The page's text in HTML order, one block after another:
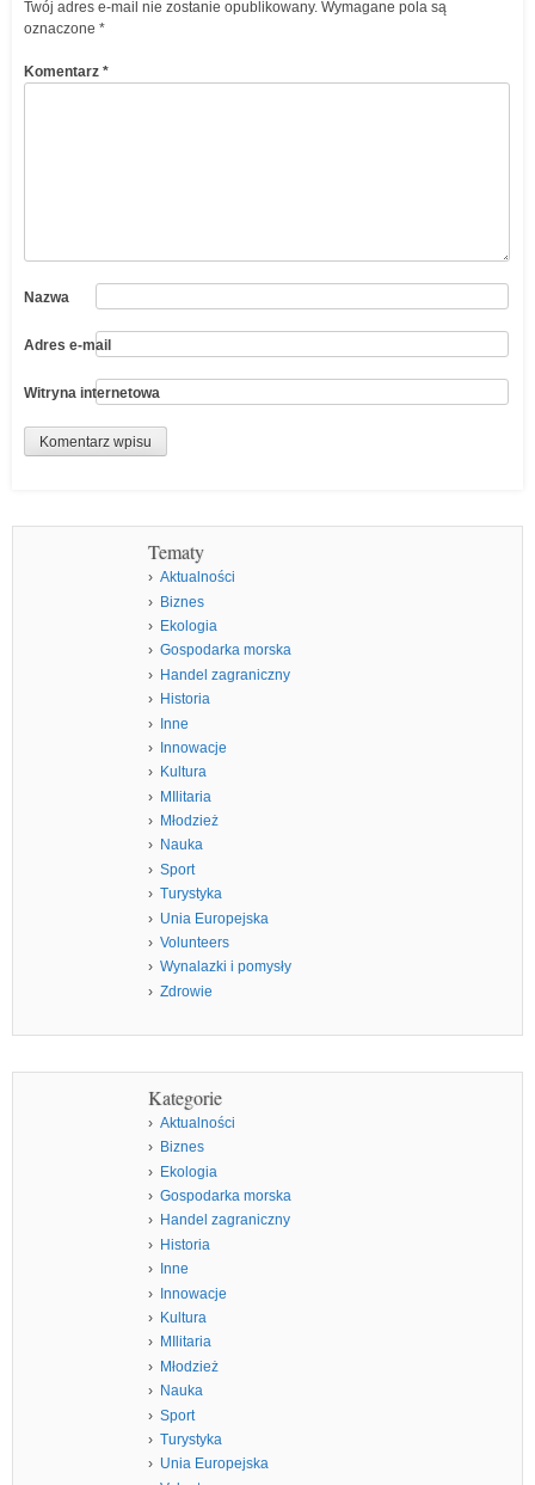
Twój adres e-mail nie zostanie opublikowany. Wymagane pola są
oznaczone *
Komentarz *
Nazwa
Adres e-mail
Witryna internetowa
Tematy
Aktualności
Biznes
Ekologia
Gospodarka morska
Handel zagraniczny
Historia
Inne
Innowacje
Kultura
MIlitaria
Młodzież
Nauka
Sport
Turystyka
Unia Europejska
Volunteers
Wynalazki i pomysły
Zdrowie
Kategorie
Aktualności
Biznes
Ekologia
Gospodarka morska
Handel zagraniczny
Historia
Inne
Innowacje
Kultura
MIlitaria
Młodzież
Nauka
Sport
Turystyka
Unia Europejska